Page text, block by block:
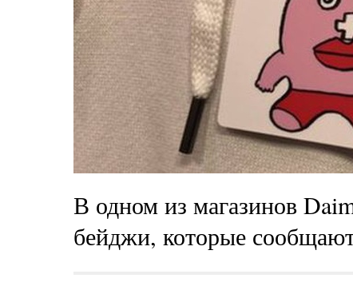
В одном из магазинов
бейджи, которые